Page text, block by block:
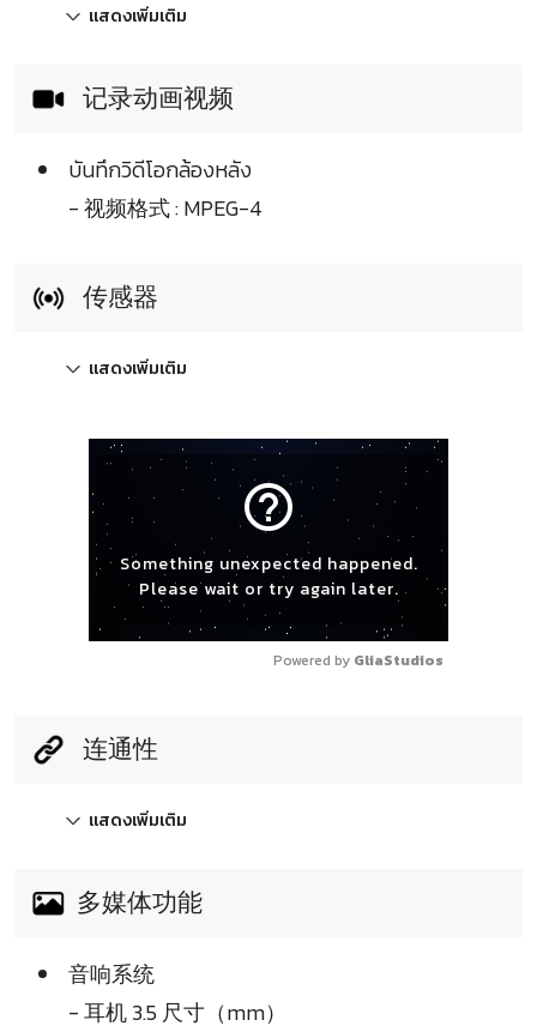
แสดงเพิ่มเติม
记录动画视频
บันทึกวิดีโอกล้องหลัง
- 视频格式 : MPEG-4
传感器
แสดงเพิ่มเติม
help_outline
Something unexpected happened.
Please wait or try again later.
Powered by GliaStudios
连通性
แสดงเพิ่มเติม
多媒体功能
音响系统
- 耳机 3.5 尺寸（mm）